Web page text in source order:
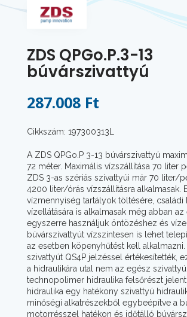
ZDS QPGo.P.3-13
búvárszivattyú
287.008 Ft
Cikkszám: 197300313L
A ZDS QPGo.P 3-13 búvárszivattyú
72 méter. Maximális vízszállítása 70 liter
ZDS 3-as szériás szivattyúi már 70 liter/
4200 liter/órás vízszállításra alkalmasak.
vízmennyiség tartályok töltésére, családi
vízellátására is alkalmasak még abban az
egyszerre használjuk öntözéshez és
búvárszivattyút vízszintesen is lehet
az esetben köpenyhűtést kell
szivattyút QS4P jelzéssel értékesítették,
a hidraulikára utal nem az egész
technopolimer hidraulika felsőrészt
hidraulika egy hatékony szivattyú
minőségi alkatrészekből egybeépítve a
motorrésszel hatékon és időtálló